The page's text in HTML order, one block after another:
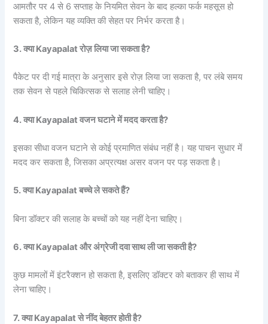
आमतौर पर 4 से 6 सप्ताह के नियमित सेवन के बाद हल्का फर्क महसूस हो
सकता है, लेकिन यह व्यक्ति की सेहत पर निर्भर करता है।
3. क्या Kayapalat रोज़ लिया जा सकता है?
पैकेट पर दी गई मात्रा के अनुसार इसे रोज़ लिया जा सकता है, पर लंबे समय
तक सेवन से पहले चिकित्सक से सलाह लेनी चाहिए।
4. क्या Kayapalat वजन घटाने में मदद करता है?
इसका सीधा वजन घटाने से कोई प्रमाणित संबंध नहीं है। यह पाचन सुधार में
मदद कर सकता है, जिसका अप्रत्यक्ष असर वजन पर पड़ सकता है।
5. क्या Kayapalat बच्चे ले सकते हैं?
बिना डॉक्टर की सलाह के बच्चों को यह नहीं देना चाहिए।
6. क्या Kayapalat और अंग्रेजी दवा साथ ली जा सकती है?
कुछ मामलों में इंटरैक्शन हो सकता है, इसलिए डॉक्टर को बताकर ही साथ में
लेना चाहिए।
7. क्या Kayapalat से नींद बेहतर होती है?